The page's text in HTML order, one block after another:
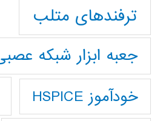
ترفندهای متلب
جعبه ابزار شبکه
خودآموز HSPICE